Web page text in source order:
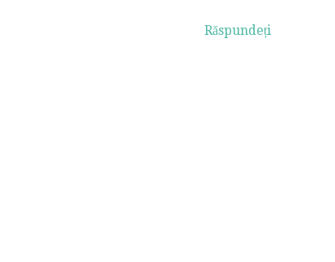
Răspundeți